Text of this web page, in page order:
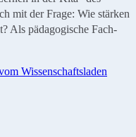
mit der Frage: Wie stärken
Als pädagogische Fach-